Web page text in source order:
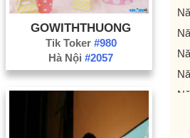
GOWITHTHUONG
Tik Toker #980
Hà Nội#2057